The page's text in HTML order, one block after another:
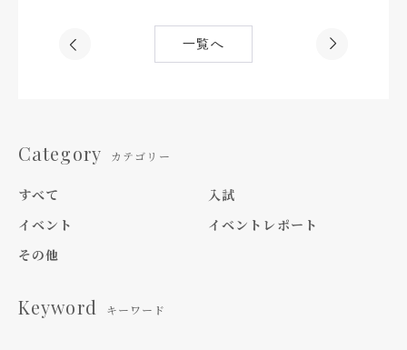
一覧へ
Category カテゴリー
すべて
入試
イベント
イベントレポート
その他
Keyword キーワード